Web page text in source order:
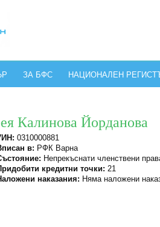
ЗА БФС НАЦИОНАЛЕН
Калинова Йорданова
0310000881
в: РФК Варна
Непрекъснати членствени
кредитни точки: 21
наказания: Няма наложени